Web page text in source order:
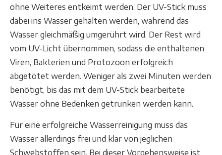
ohne Weiteres entkeimt werden. Der UV-Stick muss
dabei ins Wasser gehalten werden, während das
Wasser gleichmäßig umgerührt wird. Der Rest wird
vom UV-Licht übernommen, sodass die enthaltenen
Viren, Bakterien und Protozoon erfolgreich
abgetötet werden. Weniger als zwei Minuten werden
benötigt, bis das mit dem UV-Stick bearbeitete
Wasser ohne Bedenken getrunken werden kann.
Für eine erfolgreiche Wasserreinigung muss das
Wasser allerdings frei und klar von jeglichen
Schwebstoffen sein. Bei dieser Vorgehensweise ist